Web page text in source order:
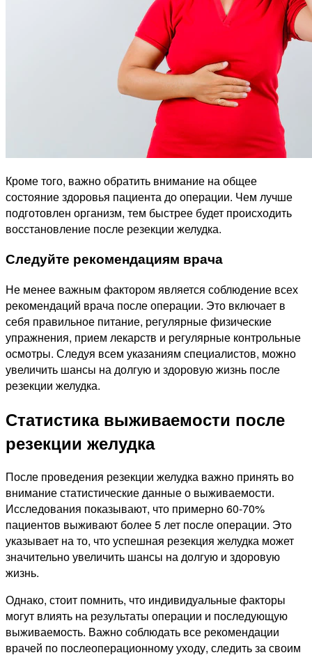
Кроме того, важно обратить внимание на общее
состояние здоровья пациента до операции. Чем лучше
подготовлен организм, тем быстрее будет происходить
восстановление после резекции желудка.
Следуйте рекомендациям врача
Не менее важным фактором является соблюдение всех
рекомендаций врача после операции. Это включает в
себя правильное питание, регулярные физические
упражнения, прием лекарств и регулярные контрольные
осмотры. Следуя всем указаниям специалистов, можно
увеличить шансы на долгую и здоровую жизнь после
резекции желудка.
Статистика выживаемости после
резекции желудка
После проведения резекции желудка важно принять во
внимание статистические данные о выживаемости.
Исследования показывают, что примерно 60-70%
пациентов выживают более 5 лет после операции. Это
указывает на то, что успешная резекция желудка может
значительно увеличить шансы на долгую и здоровую
жизнь.
Однако, стоит помнить, что индивидуальные факторы
могут влиять на результаты операции и последующую
выживаемость. Важно соблюдать все рекомендации
врачей по послеоперационному уходу, следить за своим